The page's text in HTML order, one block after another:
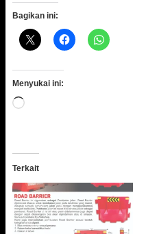
Bagikan ini:
Menyukai ini:
Memuat...
Terkait